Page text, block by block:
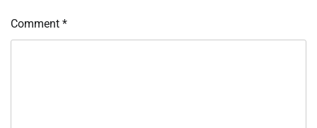
Comment *